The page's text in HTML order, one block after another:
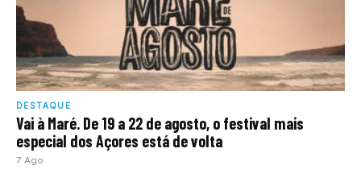
DESTAQUE
Vai à Maré. De 19 a 22 de agosto, o festival mais
especial dos Açores está de volta
7 Ago